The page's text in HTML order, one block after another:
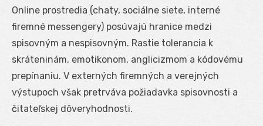
Online prostredia (chaty, sociálne siete, interné
firemné messengery) posúvajú hranice medzi
spisovným a nespisovným. Rastie tolerancia k
skráteninám, emotikonom, anglicizmom a kódovému
prepínaniu. V externých firemných a verejných
výstupoch však pretrváva požiadavka spisovnosti a
čitateľskej dôveryhodnosti.